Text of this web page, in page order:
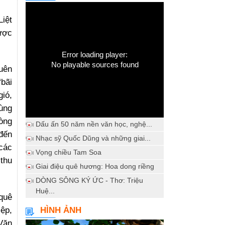
Error loading player:
No playable sources found
Dấu ấn 50 năm nền văn học, nghệ...
Nhạc sỹ Quốc Dũng và những giai...
Vọng chiều Tam Soa
Giai điệu quê hương: Hoa dong riềng
DÒNG SÔNG KÝ ỨC - Thơ: Triệu
Huệ...
HÌNH ẢNH